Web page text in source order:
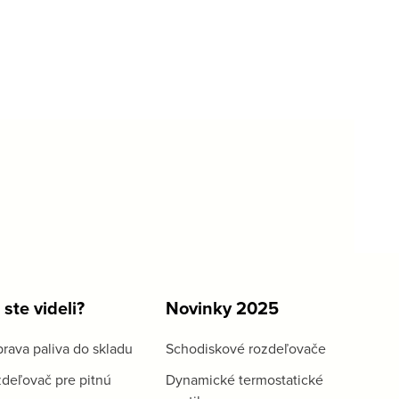
videli?
paliva do skladu
pre pitnú
Novinky 2025
Schodiskové rozdeľovače
Dynamické termostatické